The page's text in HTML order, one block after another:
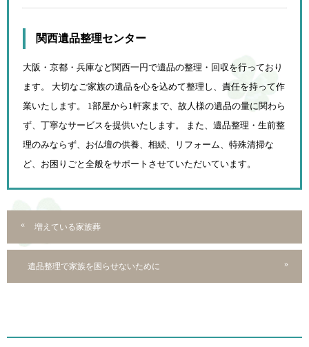
関西遺品整理センター
大阪・京都・兵庫など関西一円で遺品の整理・回収を行っており
ます。 大切なご家族の遺品を心を込めて整理し、責任を持って作
業いたします。 1部屋から1軒家まで、故人様の遺品の量に関わら
ず、 丁寧なサービスを提供いたします。 また、遺品整理・生前整
理のみならず、お仏壇の供養、相続、
リフォーム、特殊清掃な
ど、お困りごと全般をサポートさせていただいています。
増えている家族葬
遺品整理で家族を困らせないために